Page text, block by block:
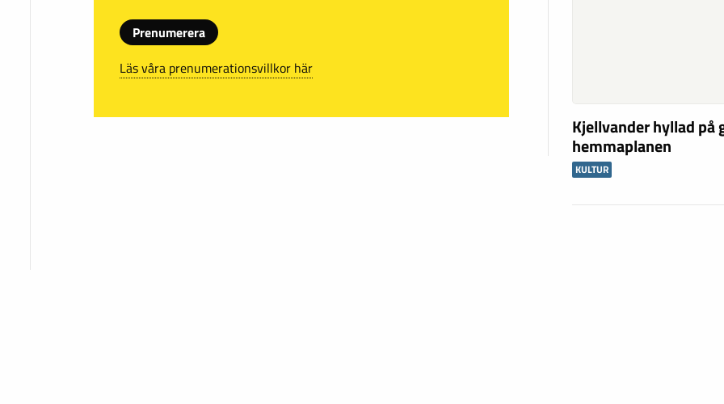
Prenumerera
Läs våra prenumerationsvillkor här
Kjellvander hyllad på
hemmaplanen
KULTUR